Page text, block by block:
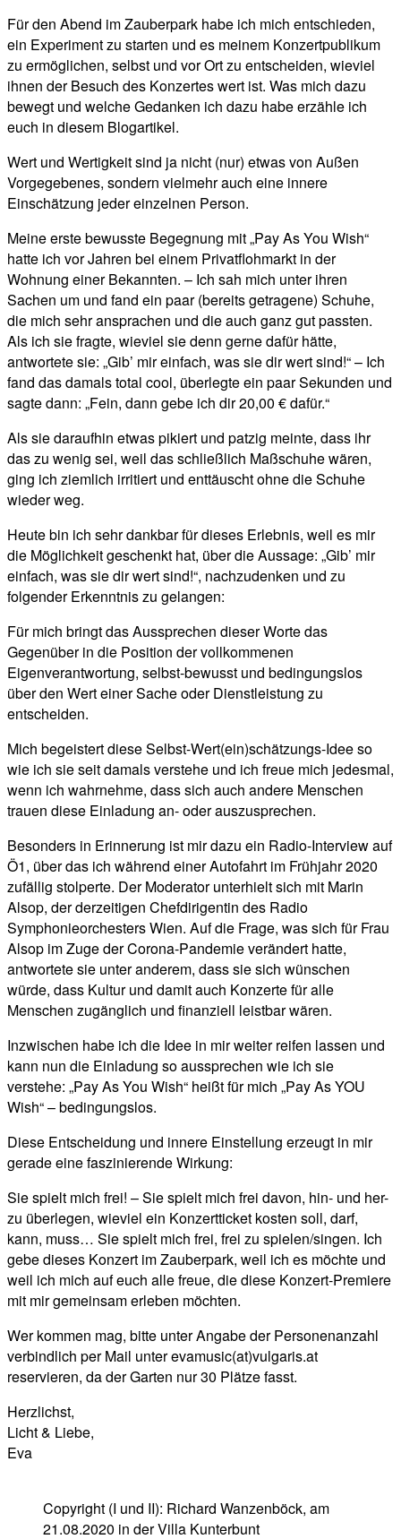
Für den Abend im Zauberpark habe ich mich entschieden,
ein Experiment zu starten und es meinem Konzertpublikum
zu ermöglichen, selbst und vor Ort zu entscheiden, wieviel
ihnen der Besuch des Konzertes wert ist. Was mich dazu
bewegt und welche Gedanken ich dazu habe erzähle ich
euch in diesem Blogartikel.
Wert und Wertigkeit sind ja nicht (nur) etwas von Außen
Vorgegebenes, sondern vielmehr auch eine innere
Einschätzung jeder einzelnen Person.
Meine erste bewusste Begegnung mit „Pay As You Wish“
hatte ich vor Jahren bei einem Privatflohmarkt in der
Wohnung einer Bekannten. – Ich sah mich unter ihren
Sachen um und fand ein paar (bereits getragene) Schuhe,
die mich sehr ansprachen und die auch ganz gut passten.
Als ich sie fragte, wieviel sie denn gerne dafür hätte,
antwortete sie: „Gib’ mir einfach, was sie dir wert sind!“ – Ich
fand das damals total cool, überlegte ein paar Sekunden und
sagte dann: „Fein, dann gebe ich dir 20,00 € dafür.“
Als sie daraufhin etwas pikiert und patzig meinte, dass ihr
das zu wenig sei, weil das schließlich Maßschuhe wären,
ging ich ziemlich irritiert und enttäuscht ohne die Schuhe
wieder weg.
Heute bin ich sehr dankbar für dieses Erlebnis, weil es mir
die Möglichkeit geschenkt hat, über die Aussage: „Gib’ mir
einfach, was sie dir wert sind!“, nachzudenken und zu
folgender Erkenntnis zu gelangen:
Für mich bringt das Aussprechen dieser Worte das
Gegenüber in die Position der vollkommenen
Eigenverantwortung, selbst-bewusst und bedingungslos
über den Wert einer Sache oder Dienstleistung zu
entscheiden.
Mich begeistert diese Selbst-Wert(ein)schätzungs-Idee so
wie ich sie seit damals verstehe und ich freue mich jedesmal,
wenn ich wahrnehme, dass sich auch andere Menschen
trauen diese Einladung an- oder auszusprechen.
Besonders in Erinnerung ist mir dazu ein Radio-Interview auf
Ö1, über das ich während einer Autofahrt im Frühjahr 2020
zufällig stolperte. Der Moderator unterhielt sich mit Marin
Alsop, der derzeitigen Chefdirigentin des Radio
Symphonieorchesters Wien. Auf die Frage, was sich für Frau
Alsop im Zuge der Corona-Pandemie verändert hatte,
antwortete sie unter anderem, dass sie sich wünschen
würde, dass Kultur und damit auch Konzerte für alle
Menschen zugänglich und finanziell leistbar wären.
Inzwischen habe ich die Idee in mir weiter reifen lassen und
kann nun die Einladung so aussprechen wie ich sie
verstehe: „Pay As You Wish“ heißt für mich „Pay As YOU
Wish“ – bedingungslos.
Diese Entscheidung und innere Einstellung erzeugt in mir
gerade eine faszinierende Wirkung:
Sie spielt mich frei! – Sie spielt mich frei davon, hin- und her-
zu überlegen, wieviel ein Konzertticket kosten soll, darf,
kann, muss… Sie spielt mich frei, frei zu spielen/singen. Ich
gebe dieses Konzert im Zauberpark, weil ich es möchte und
weil ich mich auf euch alle freue, die diese Konzert-Premiere
mit mir gemeinsam erleben möchten.
Wer kommen mag, bitte unter Angabe der Personenanzahl
verbindlich per Mail unter evamusic(at)vulgaris.at
reservieren, da der Garten nur 30 Plätze fasst.
Herzlichst,
Licht & Liebe,
Eva
Copyright (I und II): Richard Wanzenböck, am
21.08.2020 in der Villa Kunterbunt